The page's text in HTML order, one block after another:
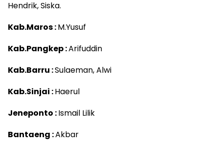
Hendrik, Siska.
Kab.Maros :M.Yusuf
Kab.Pangkep :Arifuddin
Kab.Barru :Sulaeman, Alwi
Kab.Sinjai :Haerul
Jeneponto :Ismail Lilik
Bantaeng :Akbar